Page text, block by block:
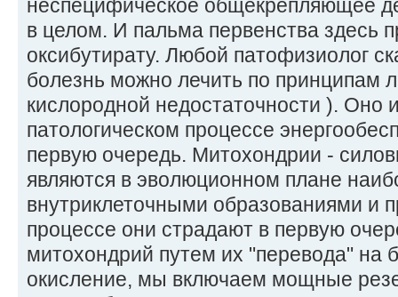
неспецифическое общекрепляющее
в целом. И пальма первенства здесь
оксибутирату. Любой патофизиолог
болезнь можно лечить по принципам
кислородной недостаточности ). Оно
патологическом процессе
первую очередь. Митохондрии -
являются в эволюционном плане
внутриклеточными образованиями и
процессе они страдают в первую
митохондрий путем их "перевода" на
окисление, мы включаем мощные